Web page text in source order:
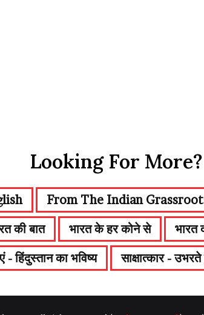
Looking For More?
From The Indian
की बात भारत के हर कोने से भारत
- हिंदुस्तान का भविष्य
साक्षात्कार -